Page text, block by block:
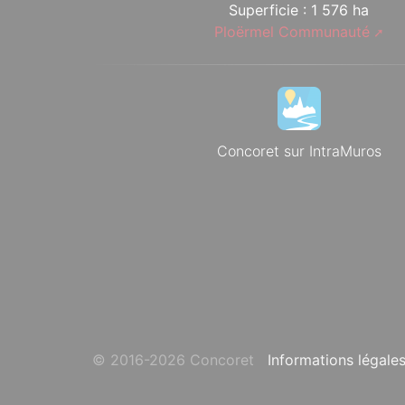
Superficie : 1 576 ha
Ploërmel Communauté
Concoret sur IntraMuros
© 2016-2026 Concoret Informations légales